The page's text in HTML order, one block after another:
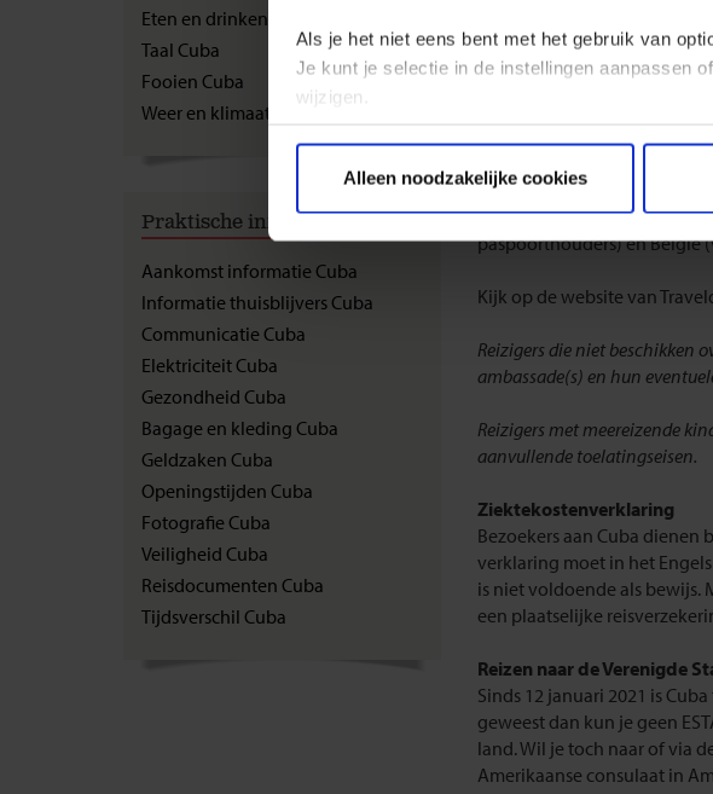
Als je het niet eens bent met het gebruik van
Je kunt je selectie in de instellingen aanpassen
wijzigen.
Alleen noodzakelijke cookies
Eten en drinken Cuba
Taal Cuba
Fooien Cuba
Weer en klimaat Cuba
Praktische informatie
Aankomst informatie Cuba
Informatie thuisblijvers Cuba
Communicatie Cuba
Elektriciteit Cuba
Gezondheid Cuba
Bagage en kleding Cuba
Geldzaken Cuba
Openingstijden Cuba
Fotografie Cuba
Veiligheid Cuba
Reisdocumenten Cuba
Tijdsverschil Cuba
Visum:
Voor deze bestemming is
om 4 weken voor vertrek je
Je kunt ervoor kiezen om
je graag verder en is
foutgevoelig zijn. Wij raden
stress voorafgaand aan de
paspoorthouders) en België
Kijk op de website van
Reizigers die niet beschikken
ambassade(s) en hun
Reizigers met meereizende
aanvullende toelatingseisen.
Ziektekostenverklaring
Bezoekers aan Cuba
verklaring moet in het
is niet voldoende als bewijs.
een plaatselijke
Reizen naar de Verenigde
Sinds 12 januari 2021 is
geweest dan kun je geen
land. Wil je toch naar of via
Amerikaanse consulaat in